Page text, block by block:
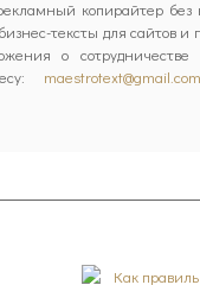
копирайтер без
тексты для сайтов и
о
maestrotext@gmail.com